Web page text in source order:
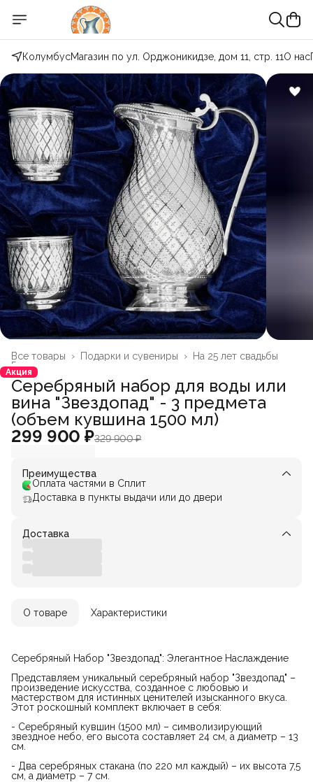
КолумбусМагазин по ул. Орджоникидзе, дом 11, стр. 11О нас
На 25 лет свадьбы
Подарки и сувениры ›
Все товары
›
Главная
Акция
Серебряный набор для воды или
вина "Звездопад" - 3 предмета
(объем кувшина 1500 мл)
299 900 ₽329 900 ₽
Преимущества
Оплата частями в Сплит
Доставка в пункты выдачи или до двери
Доставка
О товаре Характеристики
Серебряный Набор "Звездопад": Элегантное Наслаждение
Представляем уникальный серебряный набор "Звездопад" –
произведение искусства, созданное с любовью и
мастерством для истинных ценителей изысканного вкуса.
Этот роскошный комплект включает в себя:
- Серебряный кувшин (1500 мл) – символизирующий
звездное небо, его высота составляет 24 см, а диаметр – 13
см.
- Два серебряных стакана (по 220 мл каждый) – их высота 7,5
см, а диаметр – 7 см.